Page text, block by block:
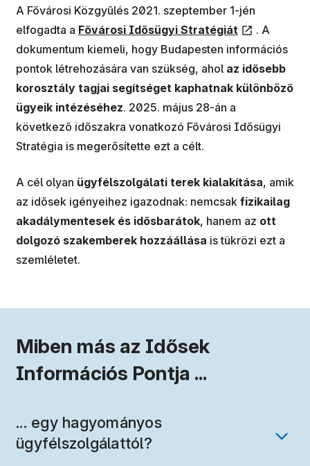
A Fővárosi Közgyűlés 2021. szeptember 1-jén
elfogadta a (új ablakban nyílik meg)
Fővárosi Idősügyi Stratégiát
. A
dokumentum kiemeli, hogy Budapesten információs
pontok létrehozására van szükség, ahol az idősebb
korosztály tagjai segítséget kaphatnak különböző
ügyeik intézéséhez. 2025. május 28-án a
következő időszakra vonatkozó Fővárosi Idősügyi
Stratégia is megerősítette ezt a célt.
A cél olyan ügyfélszolgálati terek kialakítása, amik
az idősek igényeihez igazodnak: nemcsak fizikailag
akadálymentesek és idősbarátok, hanem az ott
dolgozó szakemberek hozzáállása is tükrözi ezt a
szemléletet.
Miben más az Idősek
Információs Pontja ...
... egy hagyományos
ügyfélszolgálattól?